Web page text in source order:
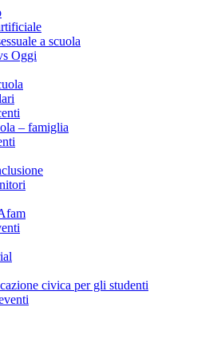
a scuola
Oggi
– famiglia
civica per gli studenti